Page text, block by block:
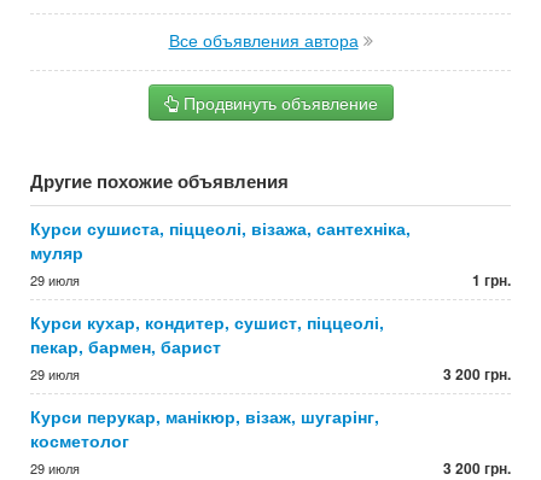
Все объявления автора
Продвинуть объявление
Другие похожие объявления
Курси сушиста, піццеолі, візажа, сантехніка,
муляр
29 июля 1 грн.
Курси кухар, кондитер, сушист, піццеолі,
пекар, бармен, барист
29 июля 3 200 грн.
Курси перукар, манікюр, візаж, шугарінг,
косметолог
29 июля 3 200 грн.